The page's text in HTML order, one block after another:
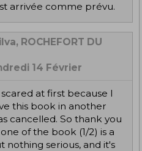
arrivée comme prévu.
ROCHEFORT DU
14 Février
this book in another
cancelled. So thank you
of the book (1/2) is a
nothing serious, and it's